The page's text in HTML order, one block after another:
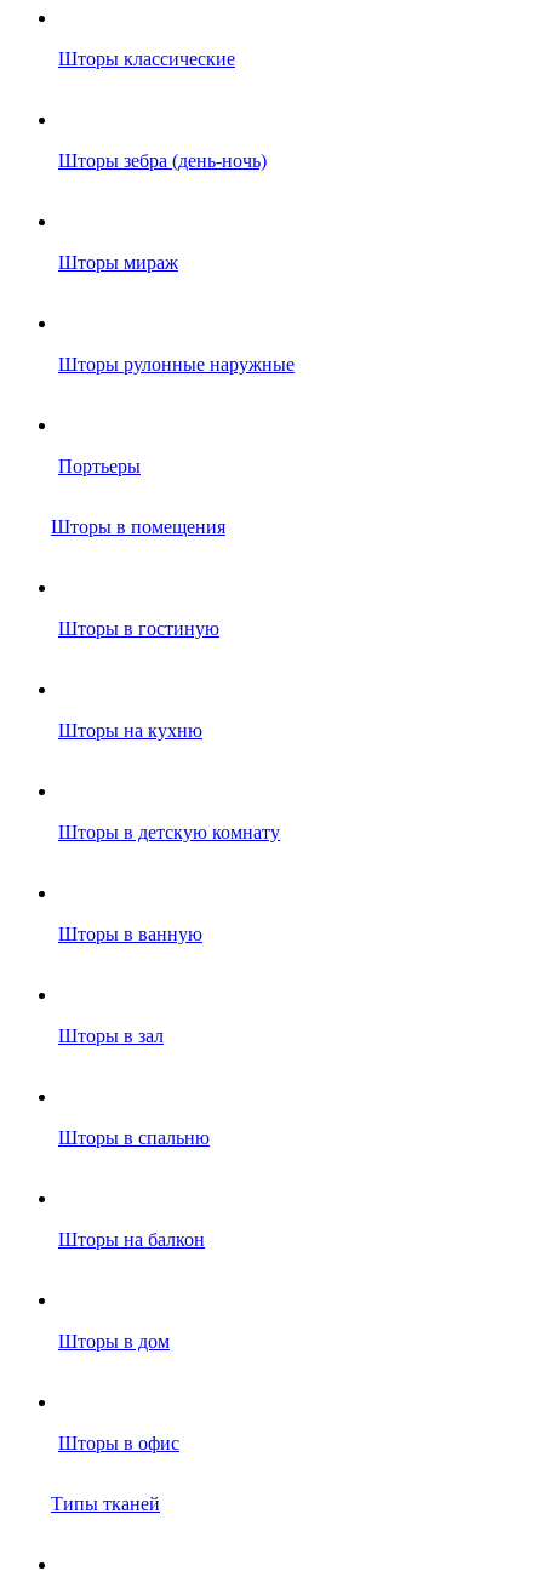
Шторы классические
Шторы зебра (день-ночь)
Шторы мираж
Шторы рулонные наружные
Портьеры
Шторы в помещения
Шторы в гостиную
Шторы на кухню
Шторы в детскую комнату
Шторы в ванную
Шторы в зал
Шторы в спальню
Шторы на балкон
Шторы в дом
Шторы в офис
Типы тканей